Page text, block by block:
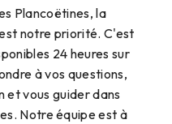
Plancoëtines, la
notre priorité. C'est
24 heures sur
à vos questions,
et vous guider dans
Notre équipe est à